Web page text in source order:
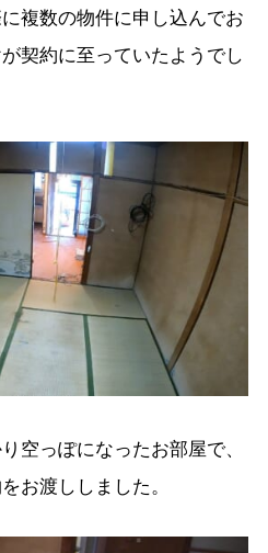
複数の物件に申し込んでお
契約に至っていたようでし
空っぽになったお部屋で、
お渡ししました。